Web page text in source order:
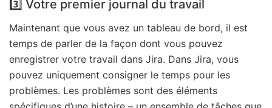
3️⃣ Votre premier journal du travail
Maintenant que vous avez un tableau de bord, il est
temps de parler de la façon dont vous pouvez
enregistrer votre travail dans Jira. Dans Jira, vous
pouvez uniquement consigner le temps pour les
problèmes. Les problèmes sont des éléments